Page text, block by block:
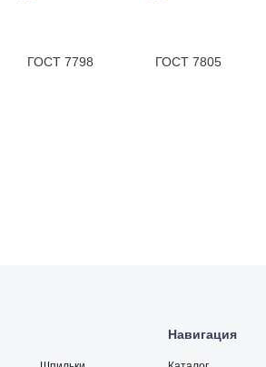
ГОСТ 7798 ГОСТ 7805
Навигация